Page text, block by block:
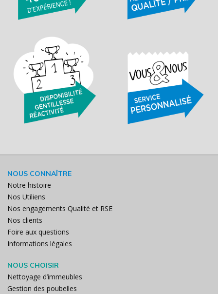
NOUS CONNAÎTRE
Notre histoire
Nos Utiliens
Nos engagements Qualité et RSE
Nos clients
Foire aux questions
Informations légales
NOUS CHOISIR
Nettoyage d’immeubles
Gestion des poubelles